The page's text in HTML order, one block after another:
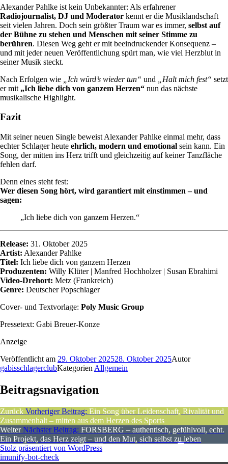
Alexander Pahlke ist kein Unbekannter: Als erfahrener
Radiojournalist, DJ und Moderator kennt er die Musiklandschaft
seit vielen Jahren. Doch sein größter Traum war es immer, selbst auf
der Bühne zu stehen und Menschen mit seiner Stimme zu
berühren. Diesen Weg geht er mit beeindruckender Konsequenz –
und mit jeder neuen Veröffentlichung spürt man, wie viel Herzblut in
seiner Musik steckt.
Nach Erfolgen wie
„Ich würd’s wieder tun“ und „Halt mich fest“ setzt
er mit „Ich liebe dich von ganzem Herzen“ nun das nächste
musikalische Highlight.
Fazit
Mit seiner neuen Single beweist Alexander Pahlke einmal mehr, dass
echter Schlager heute ehrlich, modern und emotional sein kann. Ein
Song, der mitten ins Herz trifft und gleichzeitig auf keiner Tanzfläche
fehlen darf.
Denn eines steht fest:
Wer diesen Song hört, wird garantiert mit einstimmen – und
sagen:
„Ich liebe dich von ganzem Herzen.“
Release: 31. Oktober 2025
Artist: Alexander Pahlke
Titel: Ich liebe dich von ganzem Herzen
Produzenten: Willy Klüter | Manfred Hochholzer | Susan Ebrahimi
Video-Drehort: Metz (Frankreich)
Genre: Deutscher Popschlager
Cover- und Textvorlage: Poly Music Group
Pressetext: Gabi Breuer-Konze
Anzeige
Veröffentlicht am 29. Oktober 202528. Oktober 2025Autor
gabisschlagerclubKategorien Allgemein
Beitragsnavigation
Zurück Vorheriger Beitrag: Ein Song über Leidenschaft, Rivalität und
Zusammenhalt – mitten aus dem Herzen des Sports
Weiter Nächster Beitrag: FORSBERG – authentisch, gefühlvoll, echt.
Ein Projekt, das Herz zeigt – und den Mut, sich selbst zu leben
Stolz präsentiert von WordPress
imunify-bot-check